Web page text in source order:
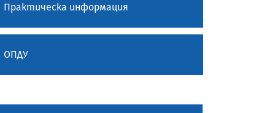
Практическа информация
ОПДУ